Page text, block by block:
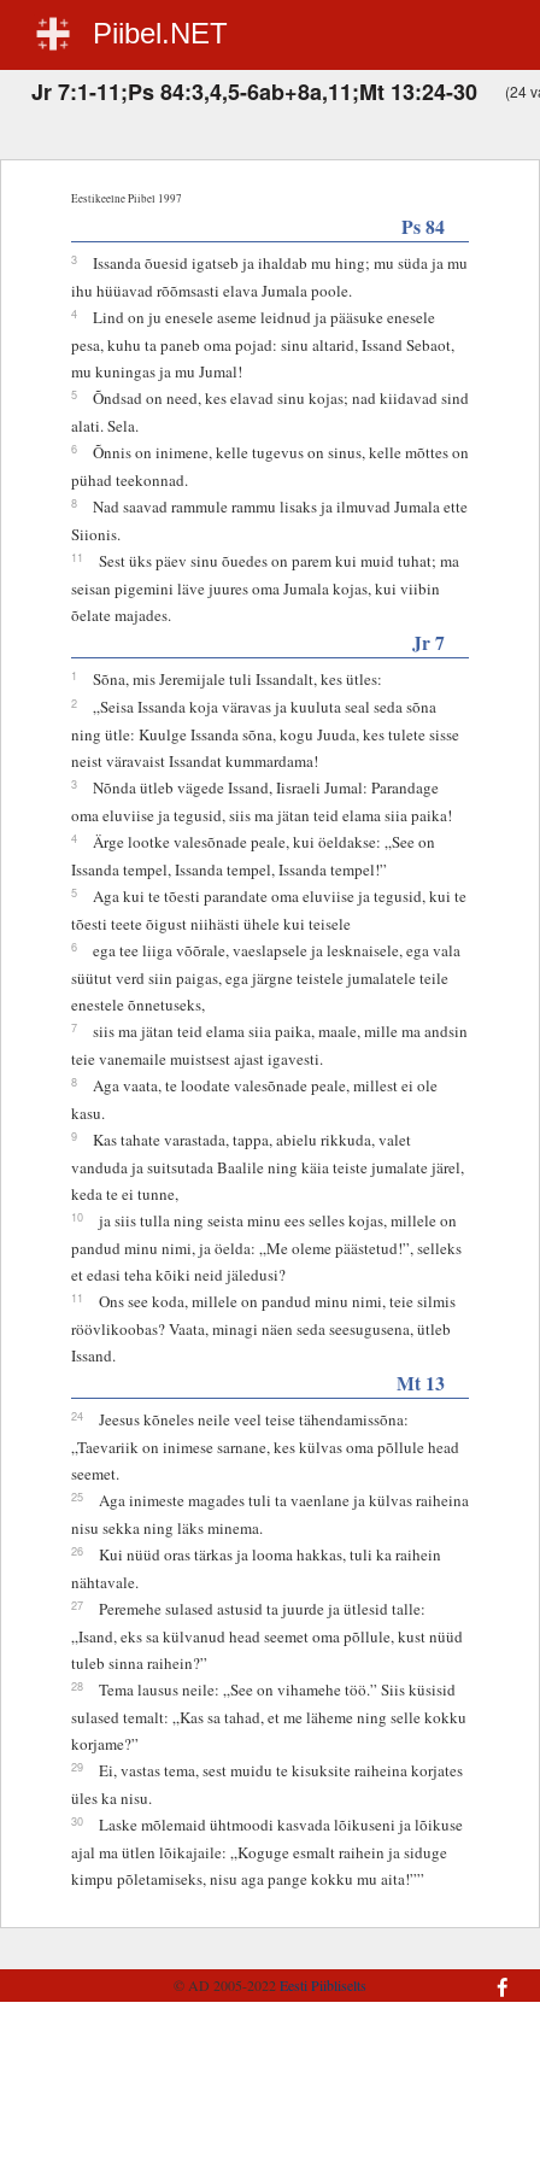
Piibel.NET
Jr 7:1-11;Ps 84:3,4,5-6ab+8a,11;Mt 13:24-30 (24
Eestikeelne Piibel 1997
Ps 84
3
Issanda õuesid igatseb ja ihaldab mu hing; mu süda ja mu
ihu hüüavad rõõmsasti elava Jumala poole.
4
Lind on ju enesele aseme leidnud ja pääsuke enesele
pesa, kuhu ta paneb oma pojad: sinu altarid, Issand Sebaot,
mu kuningas ja mu Jumal!
5
Õndsad on need, kes elavad sinu kojas; nad kiidavad sind
alati. Sela.
6
Õnnis on inimene, kelle tugevus on sinus, kelle mõttes on
pühad teekonnad.
8
Nad saavad rammule rammu lisaks ja ilmuvad Jumala ette
Siionis.
11
Sest üks päev sinu õuedes on parem kui muid tuhat; ma
seisan pigemini läve juures oma Jumala kojas, kui viibin
õelate majades.
Jr 7
1 Sõna, mis Jeremijale tuli Issandalt, kes ütles:
2
„Seisa Issanda koja väravas ja kuuluta seal seda sõna
ning ütle: Kuulge Issanda sõna, kogu Juuda, kes tulete sisse
neist väravaist Issandat kummardama!
3
Nõnda ütleb vägede Issand, Iisraeli Jumal: Parandage
oma eluviise ja tegusid, siis ma jätan teid elama siia paika!
4
Ärge lootke valesõnade peale, kui öeldakse: „See on
Issanda tempel, Issanda tempel, Issanda tempel!”
5
Aga kui te tõesti parandate oma eluviise ja tegusid, kui te
tõesti teete õigust niihästi ühele kui teisele
6
ega tee liiga võõrale, vaeslapsele ja lesknaisele, ega vala
süütut verd siin paigas, ega järgne teistele jumalatele teile
enestele õnnetuseks,
7
siis ma jätan teid elama siia paika, maale, mille ma andsin
teie vanemaile muistsest ajast igavesti.
8
Aga vaata, te loodate valesõnade peale, millest ei ole
kasu.
9
Kas tahate varastada, tappa, abielu rikkuda, valet
vanduda ja suitsutada Baalile ning käia teiste jumalate järel,
keda te ei tunne,
10
ja siis tulla ning seista minu ees selles kojas, millele on
pandud minu nimi, ja öelda: „Me oleme päästetud!”, selleks
et edasi teha kõiki neid jäledusi?
11
Ons see koda, millele on pandud minu nimi, teie silmis
röövlikoobas? Vaata, minagi näen seda seesugusena, ütleb
Issand.
Mt 13
24
Jeesus kõneles neile veel teise tähendamissõna:
„Taevariik on inimese sarnane, kes külvas oma põllule head
seemet.
25
Aga inimeste magades tuli ta vaenlane ja külvas raiheina
nisu sekka ning läks minema.
26
Kui nüüd oras tärkas ja looma hakkas, tuli ka raihein
nähtavale.
27
Peremehe sulased astusid ta juurde ja ütlesid talle:
„Isand, eks sa külvanud head seemet oma põllule, kust nüüd
tuleb sinna raihein?”
28
Tema lausus neile: „See on vihamehe töö.” Siis küsisid
sulased temalt: „Kas sa tahad, et me läheme ning selle kokku
korjame?”
29
Ei, vastas tema, sest muidu te kisuksite raiheina korjates
üles ka nisu.
30
Laske mõlemaid ühtmoodi kasvada lõikuseni ja lõikuse
ajal ma ütlen lõikajaile: „Koguge esmalt raihein ja siduge
kimpu põletamiseks, nisu aga pange kokku mu aita!””
© AD 2005-2022Eesti Piibliselts